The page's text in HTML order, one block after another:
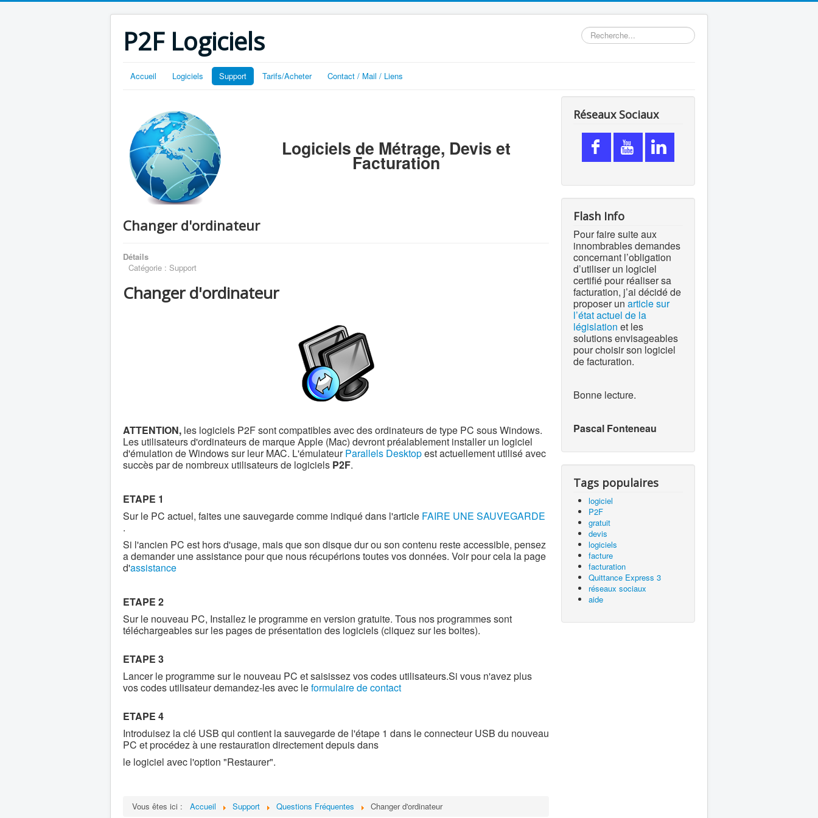
P2F Logiciels Rechercher
Accueil Logiciels Support Tarifs/Acheter Contact / Mail / Liens
Logiciels de Métrage, Devis et
Facturation
Changer d'ordinateur
Détails
Catégorie : Support
Changer d'ordinateur
ATTENTION, les logiciels P2F sont compatibles avec des ordinateurs de type PC sous Windows.
Les utilisateurs d'ordinateurs de marque Apple (Mac) devront préalablement installer un logiciel
d'émulation de Windows sur leur MAC. L'émulateurParallels Desktopest actuellement utilisé avec
succès par de nombreux utilisateurs de logiciels P2F.
ETAPE 1
Sur le PC actuel, faites une sauvegarde comme indiqué dans l'article FAIRE UNE SAUVEGARDE
.
Si l'ancien PC est hors d'usage, mais que son disque dur ou son contenu reste accessible, pensez
a demander une assistance pour que nous récupérions toutes vos données. Voir pour cela la page
d'assistance
ETAPE 2
Sur le nouveau PC, Installez le programme en version gratuite. Tous nos programmes sont
téléchargeables sur les pages de présentation des logiciels (cliquez sur les boites).
ETAPE 3
Lancer le programme sur le nouveau PC et saisissez vos codes utilisateurs.Si vous n'avez plus
vos codes utilisateur demandez-les avec leformulaire de contact
ETAPE 4
Introduisez la clé USB qui contient la sauvegarde de l'étape 1 dans le connecteurUSB du nouveau
PC et procédez à une restauration directement depuis dans
le logiciel avec l'option "Restaurer".
Vous êtes ici : Accueil Support Questions Fréquentes Changer d'ordinateur
Réseaux Sociaux
Flash Info
Pour faire suite aux
innombrables demandes
concernant l’obligation
d’utiliser un logiciel
certifié pour réaliser sa
facturation, j’ai décidé de
proposer un article sur
l’état actuel de la
législation et les
solutions envisageables
pour choisir son logiciel
de facturation.
Bonne lecture.
Pascal Fonteneau
Tags populaires
logiciel
P2F
gratuit
devis
logiciels
facture
facturation
Quittance Express 3
réseaux sociaux
aide